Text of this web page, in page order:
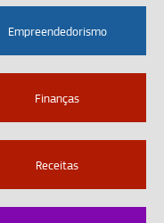
Empreendedorismo
Finanças
Receitas